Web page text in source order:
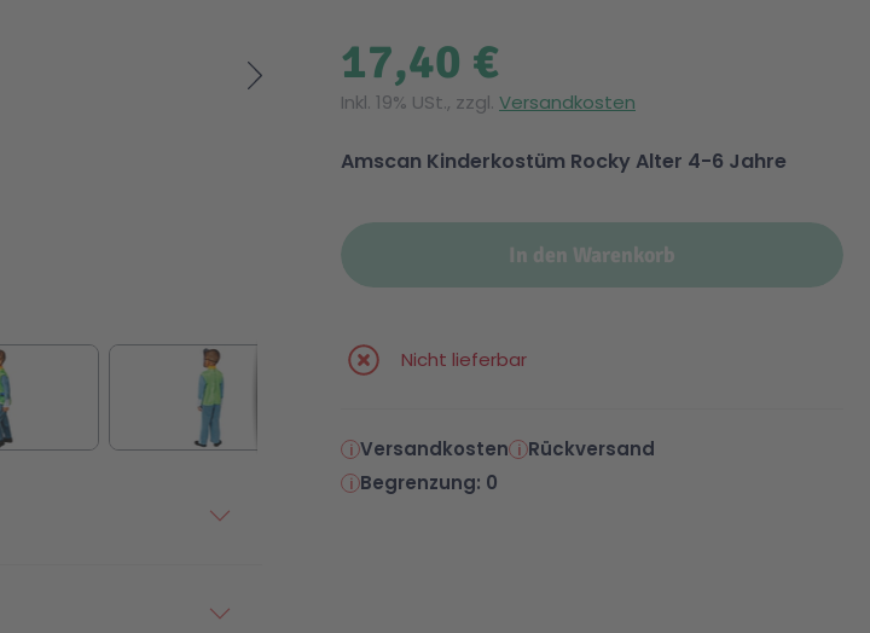
17,40 €
Inkl. 19% USt., zzgl. Versandkosten
Amscan Kinderkostüm Rocky Alter 4-6 Jahre
In den Warenkorb
Nicht lieferbar
Versandkosten
Rückversand
Begrenzung: 0